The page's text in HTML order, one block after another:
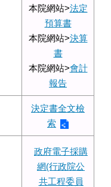
本院網站>法定
預算書
本院網站>決算
書
本院網站>會計
報告
決定書全文檢
索
政府電子採購
網(行政院公
共工程委員